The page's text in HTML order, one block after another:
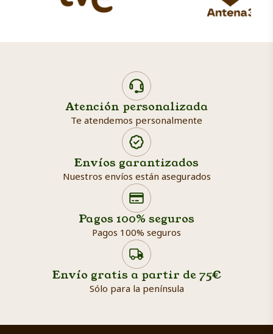
Atención personalizada
Te atendemos personalmente
Envíos garantizados
Nuestros envíos están asegurados
Pagos 100% seguros
Pagos 100% seguros
Envío gratis a partir de 75€
Sólo para la península
Search products